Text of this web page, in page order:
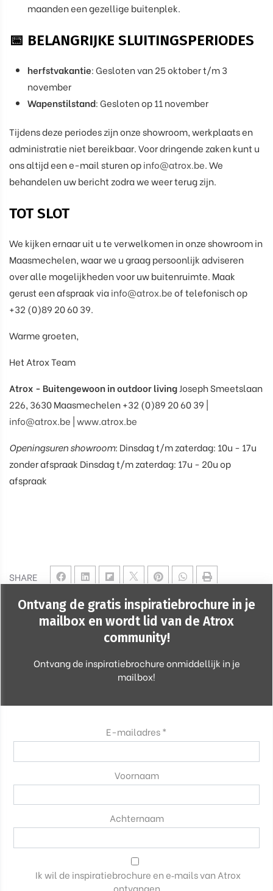
SHARE
maanden een gezellige buitenplek.
📅 BELANGRIJKE SLUITINGSPERIODES
herfstvakantie: Gesloten van 25 oktober t/m 3
november
Wapenstilstand: Gesloten op 11 november
Tijdens deze periodes zijn onze showroom, werkplaats en
administratie niet bereikbaar. Voor dringende zaken kunt u
ons altijd een e-mail sturen opinfo@atrox.be. We
behandelen uw bericht zodra we weer terug zijn.
TOT SLOT
We kijken ernaar uit u te verwelkomen in onze showroom in
Maasmechelen, waar we u graag persoonlijk adviseren
over alle mogelijkheden voor uw buitenruimte. Maak
gerust een afspraak viainfo@atrox.beof telefonisch op
+32 (0)89 20 60 39.
Warme groeten,
Het Atrox Team
Atrox - Buitengewoon in outdoor living Joseph Smeetslaan
226, 3630 Maasmechelen +32 (0)89 20 60 39 |
info@atrox.be |www.atrox.be
Openingsuren showroom: Dinsdag t/m zaterdag: 10u - 17u
zonder afspraak Dinsdag t/m zaterdag: 17u - 20u op
afspraak
Ontvang de gratis inspiratiebrochure in je
mailbox en wordt lid van de Atrox
community!
Ontvang de inspiratiebrochure onmiddellijk in je
mailbox!
E-mailadres *
Voornaam
Achternaam
Ik wil de inspiratiebrochure en e‑mails van Atrox
ontvangen.